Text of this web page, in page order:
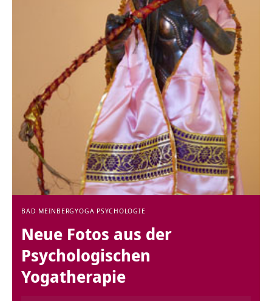
BAD MEINBERGYOGA PSYCHOLOGIE
Neue Fotos aus der
Psychologischen
Yogatherapie